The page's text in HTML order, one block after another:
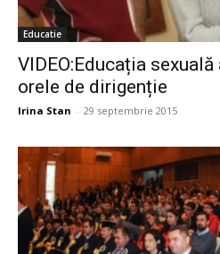
Educatie
VIDEO:Educația
orele de dirigenție
Irina Stan - 29 septembrie 2015